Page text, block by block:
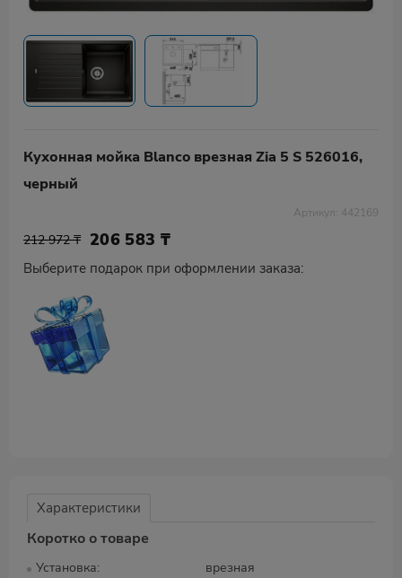
Кухонная мойка Blanco врезная Zia 5 S 526016,
черный
Артикул: 442169
212 972 ₸ 206 583 ₸
Выберите подарок при оформлении заказа:
Характеристики
Коротко о товаре
Установка
врезная